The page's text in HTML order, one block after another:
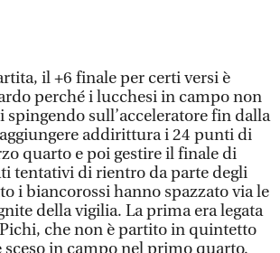
il +6 finale per certi versi è
perché i lucchesi in campo non
sull’acceleratore fin dalla
addirittura i 24 punti di
quarto e poi gestire il finale di
tentativi di rientro da parte degli
i biancorossi hanno spazzato via le
della vigilia. La prima era legata
che non è partito in quintetto
in campo nel primo quarto.